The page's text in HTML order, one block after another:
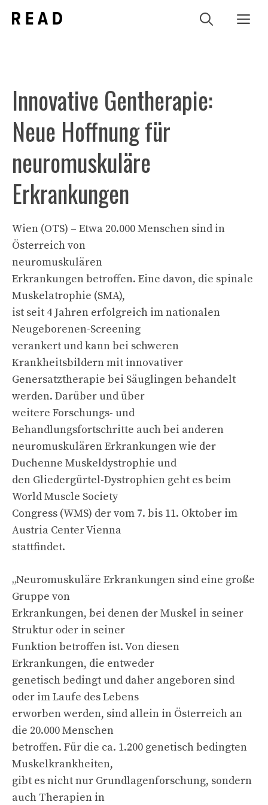
Inhalt
Innovative Gentherapie:
Neue Hoffnung für
neuromuskuläre
Erkrankungen
Wien (OTS) – Etwa 20.000 Menschen sind in
Österreich von
neuromuskulären
Erkrankungen betroffen. Eine davon, die spinale
Muskelatrophie (SMA),
ist seit 4 Jahren erfolgreich im nationalen
Neugeborenen-Screening
verankert und kann bei schweren
Krankheitsbildern mit innovativer
Genersatztherapie bei Säuglingen behandelt
werden. Darüber und über
weitere Forschungs- und
Behandlungsfortschritte auch bei anderen
neuromuskulären Erkrankungen wie der
Duchenne Muskeldystrophie und
den Gliedergürtel-Dystrophien geht es beim
World Muscle Society
Congress (WMS) der vom 7. bis 11. Oktober im
Austria Center Vienna
stattfindet.
„Neuromuskuläre Erkrankungen sind eine große
Gruppe von
Erkrankungen, bei denen der Muskel in seiner
Struktur oder in seiner
Funktion betroffen ist. Von diesen
Erkrankungen, die entweder
genetisch bedingt und daher angeboren sind
oder im Laufe des Lebens
erworben werden, sind allein in Österreich an
die 20.000 Menschen
betroffen. Für die ca. 1.200 genetisch bedingten
Muskelkrankheiten,
gibt es nicht nur Grundlagenforschung, sondern
auch Therapien in